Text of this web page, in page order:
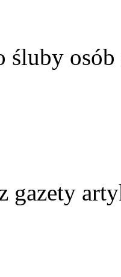
śluby
gazety